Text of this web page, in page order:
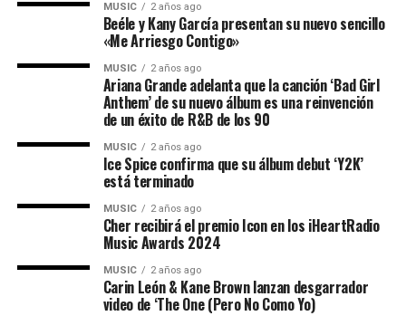
MUSIC 2 años ago
Beéle y Kany García presentan su nuevo sencillo
«Me Arriesgo Contigo»
MUSIC 2 años ago
Ariana Grande adelanta que la canción ‘Bad Girl
Anthem’ de su nuevo álbum es una reinvención
de un éxito de R&B de los 90
MUSIC 2 años ago
Ice Spice confirma que su álbum debut ‘Y2K’
está terminado
MUSIC 2 años ago
Cher recibirá el premio Icon en los iHeartRadio
Music Awards 2024
MUSIC 2 años ago
Carin León & Kane Brown lanzan desgarrador
video de ‘The One (Pero No Como Yo)